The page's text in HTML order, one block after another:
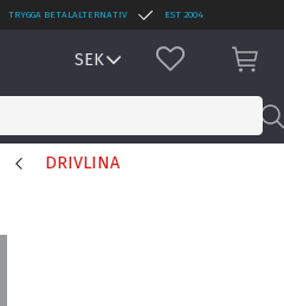
TRYGGA BETALALTERNATIV EST 2004
FAVORITER
DRIVLINA